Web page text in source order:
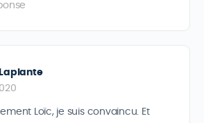
Loïc, je suis convaincu. Et